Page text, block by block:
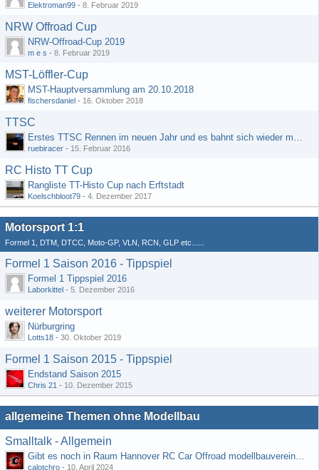
Elektroman99 - 8. Februar 2019
NRW Offroad Cup
NRW-Offroad-Cup 2019
m e s - 8. Februar 2019
MST-Löffler-Cup
MST-Hauptversammlung am 20.10.2018
fischersdaniel - 16. Oktober 2018
TTSC
Erstes TTSC Rennen im neuen Jahr und es bahnt sich wieder mal eine Rekordteilnehmerzahl an
ruebiracer - 15. Februar 2016
RC Histo TT Cup
Rangliste TT-Histo Cup nach Erftstadt
Koelschbloot79 - 4. Dezember 2017
Motorsport 1:1
Formel 1, DTM, DTCC, Moto-GP, VLN, RCN, GLP etc......
Formel 1 Saison 2016 - Tippspiel
Formel 1 Tippspiel 2016
Laborkittel - 5. Dezember 2016
weiterer Motorsport
Nürburgring
Lotts18 - 30. Oktober 2019
Formel 1 Saison 2015 - Tippspiel
Endstand Saison 2015
Chris 21 - 10. Dezember 2015
allgemeine Themen ohne Modellbau
Smalltalk - Allgemein
Gibt es noch in Raum Hannover RC Car Offroad modellbauvereine, habe selbst schon gegoogelt aber erfolglos
calotchro - 10. April 2024